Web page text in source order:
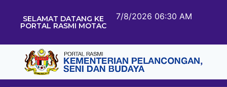
SELAMAT DATANG KE
PORTAL RASMI MOTAC
7/8/2026 06:30 AM